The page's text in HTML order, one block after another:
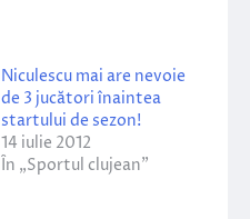
Niculescu mai are nevoie
de 3 jucători înaintea
startului de sezon!
14 iulie 2012
În „Sportul clujean”